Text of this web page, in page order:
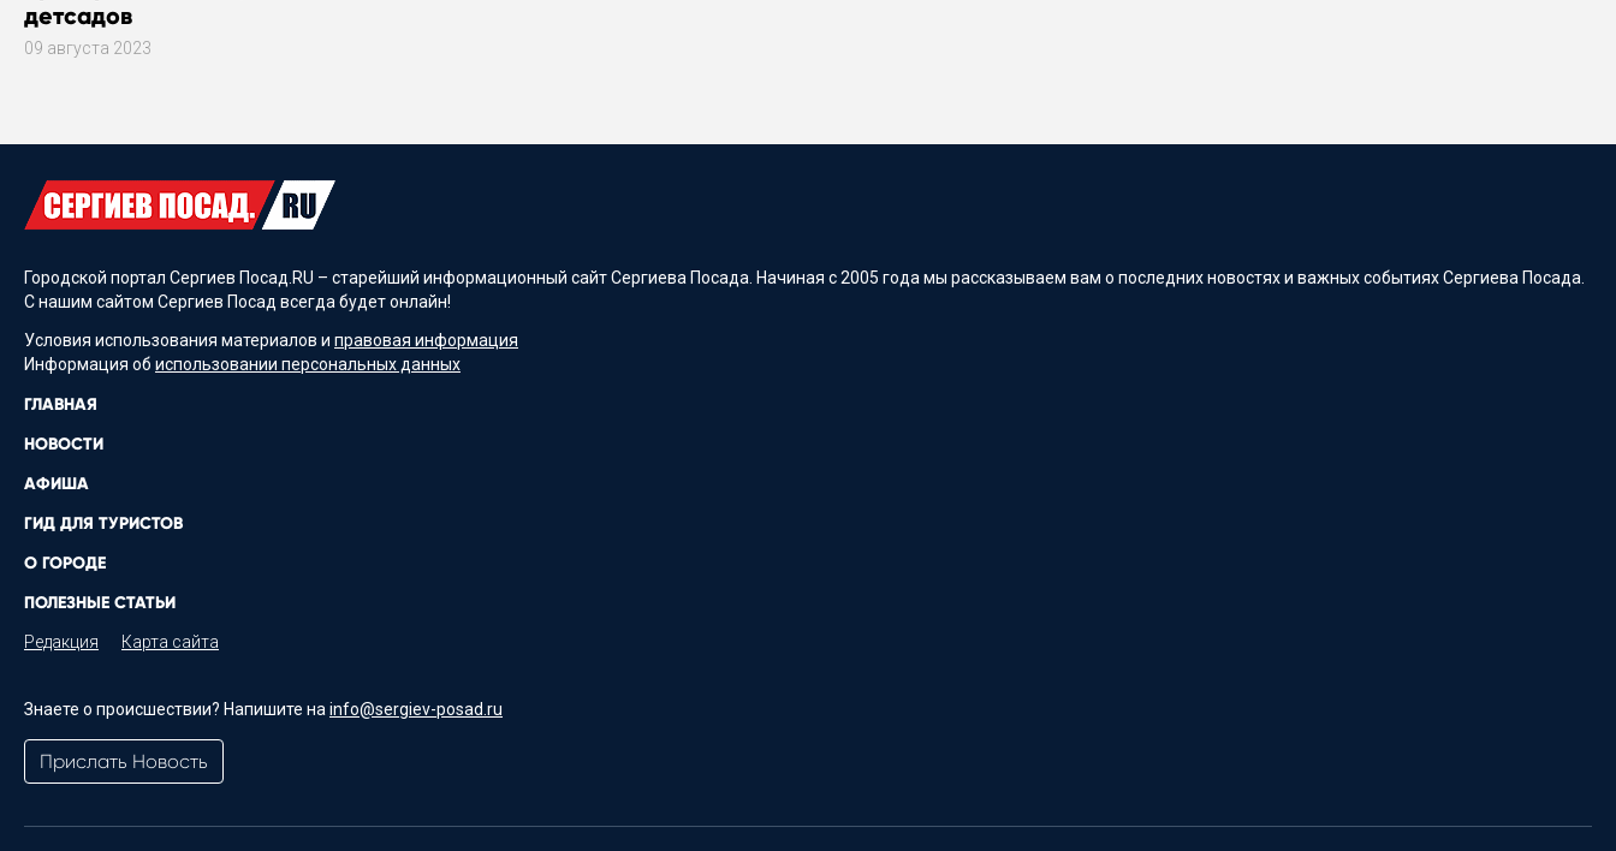
детсадов
09 августа 2023
Городской портал Сергиев Посад.RU – старейший информационный сайт Сергиева Посада. Начиная с 2005 года мы рассказываем вам о последних новостях и важных событиях Сергиева Посада.
С нашим сайтом Сергиев Посад всегда будет онлайн!
Условия использования материалов и правовая информация
Информация об использовании персональных данных
ГЛАВНАЯ
НОВОСТИ
АФИША
ГИД ДЛЯ ТУРИСТОВ
О ГОРОДЕ
ПОЛЕЗНЫЕ СТАТЬИ
Редакция Карта сайта
Знаете о происшествии? Напишите на info@sergiev-posad.ru
Прислать Новость